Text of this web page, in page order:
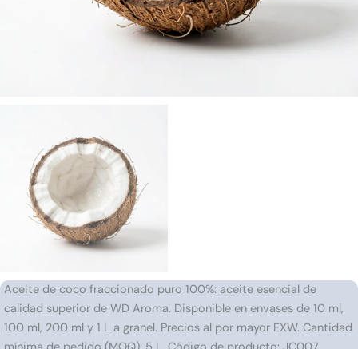
Aceite de coco fraccionado puro 100%: aceite esencial de
calidad superior de WD Aroma. Disponible en envases de 10 ml,
100 ml, 200 ml y 1 L a granel. Precios al por mayor EXW. Cantidad